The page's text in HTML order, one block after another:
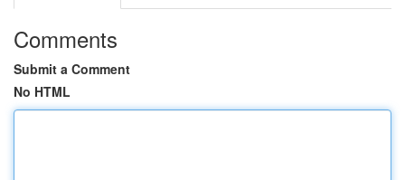
Comments
Submit a Comment
No HTML